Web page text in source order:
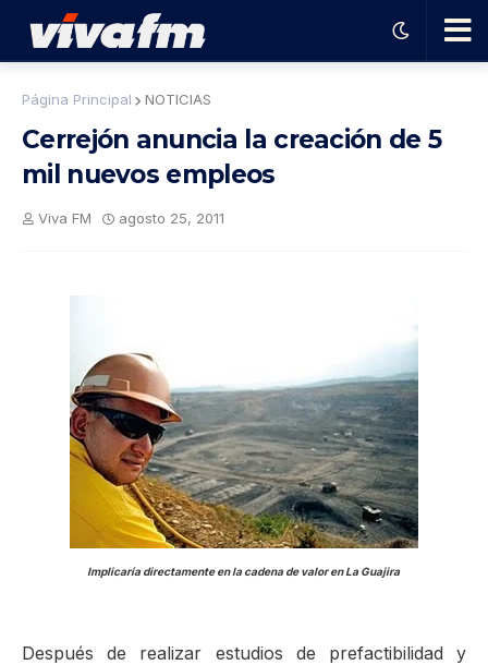
Ha
el
pro
gra
ma
Página Principal NOTICIAS
Cerrejón anuncia la creación de 5
mil nuevos empleos
Viva FM agosto 25, 2011
Implicaría directamente en la cadena de valor en La Guajira
Después de realizar estudios de prefactibilidad y